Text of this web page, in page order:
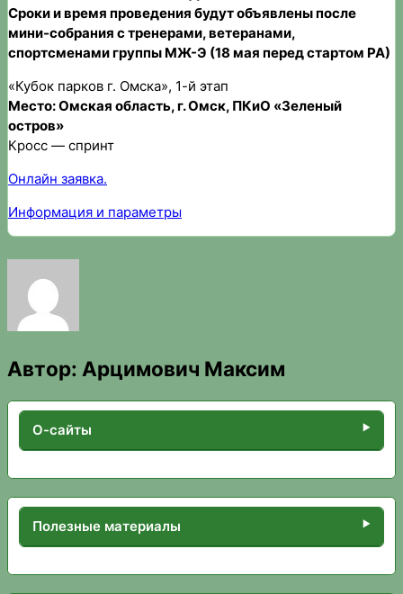
Сроки и время проведения будут объявлены после
мини-собрания с тренерами, ветеранами,
спортсменами группы МЖ-Э (18 мая перед стартом РА)
«Кубок парков г. Омска», 1-й этап
Место: Омская область, г. Омск, ПКиО «Зеленый
остров»
Кросс — спринт
Онлайн заявка.
Информация и параметры
Автор: Арцимович Максим
О-сайты
Полезные материалы